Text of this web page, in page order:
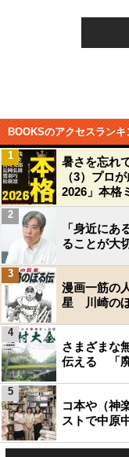
BOOKSのアクセスランキ
暑さを忘れ
（3）プロ
2026」本格
1
「身近にあ
ることが大
2
漫画一筋の
星 川崎の
3
さまざまな
伝える 「
4
コ本や（神
ストで中原
5